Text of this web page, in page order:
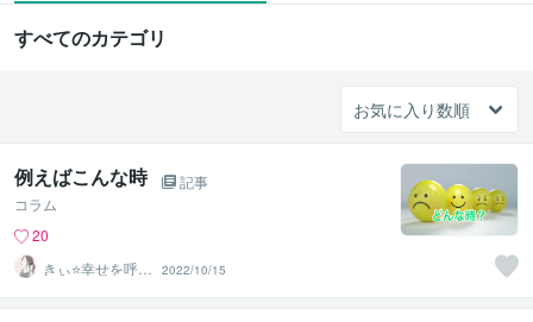
すべてのカテゴリ
例えばこんな時
記事
コラム
20
きぃ⭐️幸せを呼び
込むふわっと女
神⭐️
2022/10/15